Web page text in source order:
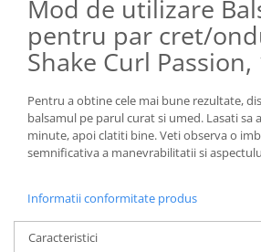
Mod de utilizare
pentru par cret/
Shake Curl Passion,
Pentru a obtine cele mai bune rezultate,
balsamul pe parul curat si umed. Lasati sa
minute, apoi clatiti bine. Veti observa o
semnificativa a manevrabilitatii si
Informatii conformitate produs
Caracteristici